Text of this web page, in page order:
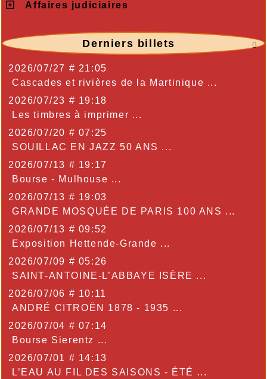
Affaires judiciaires

Derniers billets
2026/07/27 # 21:05
Cascades et rivières de la Martinique ...
2026/07/23 # 19:18
Les timbres à imprimer ...
2026/07/20 # 07:25
SOUILLAC EN JAZZ 50 ANS ...
2026/07/13 # 19:17
Bourse - Mulhouse ...
2026/07/13 # 19:03
GRANDE MOSQUÉE DE PARIS 100 ANS ...
2026/07/13 # 09:52
Exposition Hettende-Grande ...
2026/07/09 # 05:26
SAINT-ANTOINE-L’ABBAYE ISÈRE ...
2026/07/06 # 10:11
ANDRÉ CITROËN 1878 - 1935 ...
2026/07/04 # 07:14
Bourse Sierentz ...
2026/07/01 # 14:13
L’EAU AU FIL DES SAISONS - ÉTÉ ...